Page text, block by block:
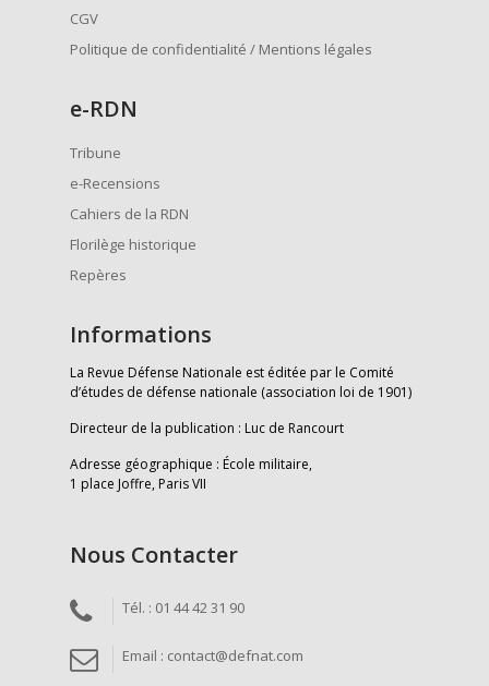
CGV
Politique de confidentialité / Mentions légales
e-RDN
Tribune
e-Recensions
Cahiers de la RDN
Florilège historique
Repères
Informations
La Revue Défense Nationale est éditée par le Comité
d’études de défense nationale (association loi de 1901)
Directeur de la publication : Luc de Rancourt
Adresse géographique : École militaire,
1 place Joffre, Paris VII
Nous Contacter
Tél. : 01 44 42 31 90
Email : contact@defnat.com